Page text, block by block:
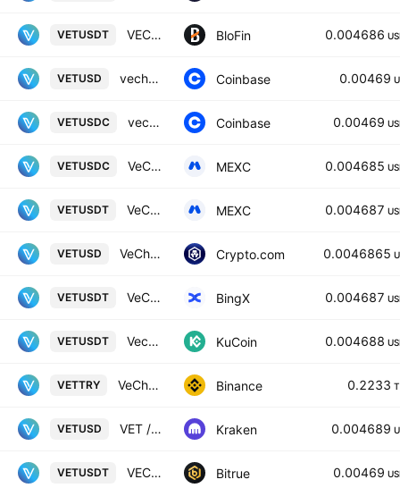
VETUSDT VECHAIN/USD TETHER BloFin 0.004686
VETUSD vechain / US Dollar Coinbase 0.00469
VETUSDC vechain / USDC Coinbase 0.00469
VETUSDC VeChain / USDC MEXC 0.004685
VETUSDT VeChain / USDT MEXC 0.004687
VETUSD VeChain / USD Crypto.com 0.0046865
VETUSDT VeChain/USD Tether Spot BingX 0.004687
VETUSDT Vechain / Tether KuCoin 0.004688
VETTRY VeChain / Turkish Lira Binance 0.2233
VETUSD VET / U. S. Dollar Kraken 0.004689
VETUSDT VECHAIN/TETHER USDT Bitrue 0.00469